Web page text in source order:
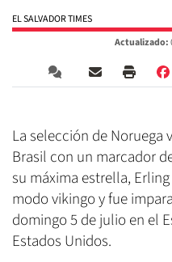
EL SALVADOR TIMES
Actualizado:
La selección de
Brasil con un marcador
su máxima estrella,
modo vikingo y fue
domingo 5 de julio en el
Estados Unidos.